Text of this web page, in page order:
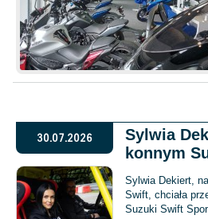
30.07.2026
Sylwia
konnym
Sylwia Dekiert,
Swift, chciała
Suzuki Swift